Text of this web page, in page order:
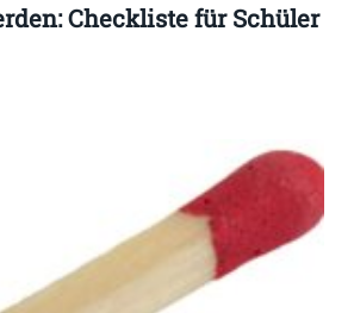
Checkliste für Schüler